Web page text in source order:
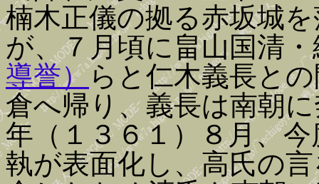
楠木正儀の拠る赤坂城
が、７月頃に畠山国清
導誉）らと仁木義長と
倉へ帰り、義長は南朝
年（１３６１）８月、
執が表面化し、高氏の